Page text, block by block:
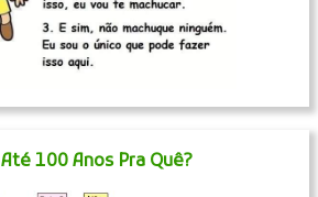
100 Anos Pra Quê?